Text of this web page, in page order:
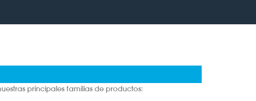
principales familias de productos: